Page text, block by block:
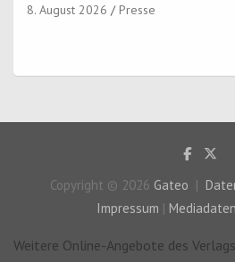
8. August 2026 Presse
Copyright © 2026 Gateo
Impressum |
Weitere Online-Angebote des